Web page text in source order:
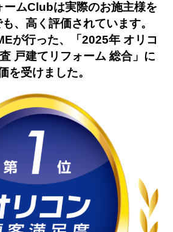
ムClubは実際のお施主様を
、高く評価されています。
が行った、「2025年 オリコ
戸建てリフォーム 総合」に
を受けました。